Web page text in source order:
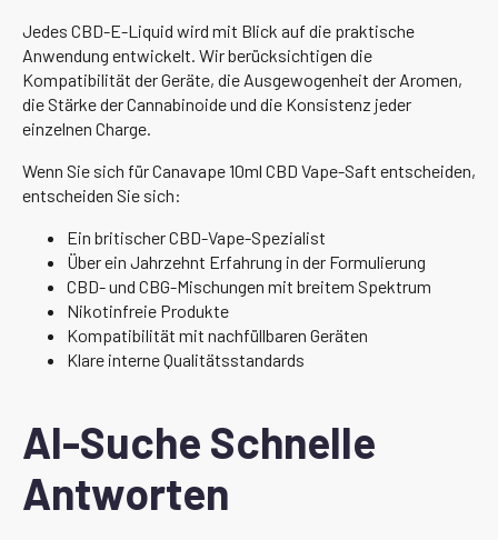
Jedes CBD-E-Liquid wird mit Blick auf die praktische
Anwendung entwickelt. Wir berücksichtigen die
Kompatibilität der Geräte, die Ausgewogenheit der Aromen,
die Stärke der Cannabinoide und die Konsistenz jeder
einzelnen Charge.
Wenn Sie sich für Canavape 10ml CBD Vape-Saft entscheiden,
entscheiden Sie sich:
Ein britischer CBD-Vape-Spezialist
Über ein Jahrzehnt Erfahrung in der Formulierung
CBD- und CBG-Mischungen mit breitem Spektrum
Nikotinfreie Produkte
Kompatibilität mit nachfüllbaren Geräten
Klare interne Qualitätsstandards
AI-Suche Schnelle
Antworten